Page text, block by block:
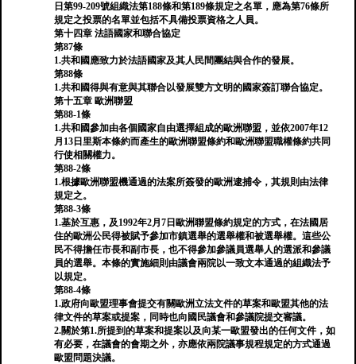
日第99-209號組織法第188條和第189條規定之名單，應為第76條所
規定之投票的名單並包括不具備投票資格之人員。
第十四章 法語國家和聯合協定
第87條
1.共和國應致力於法語國家及其人民間團結與合作的發展。
第88條
1.共和國得與有意與其聯合以發展雙方文明的國家簽訂聯合協定。
第十五章 歐洲聯盟
第88-1條
1.共和國參加由各個國家自由選擇組成的歐洲聯盟，並依2007年12
月13日里斯本條約而產生的歐洲聯盟條約和歐洲聯盟職權條約共同
行使相關權力。
第88-2條
1.根據歐洲聯盟機通過的法案所簽發的歐洲逮捕令，其規則由法律
規定之。
第88-3條
1.基於互惠，及1992年2月7日歐洲聯盟條約規定的方式，在法國居
住的歐洲公民得被賦予參加市鎮選舉的選舉權和被選舉權。這些公
民不得擔任市長和副市長，也不得參加參議員選舉人的選派和參議
員的選舉。本條的實施細則由議會兩院以一致文本通過的組織法予
以規定。
第88-4條
1.政府向歐盟理事會提交有關歐洲立法文件的草案和歐盟其他的法
律文件的草案或提案，同時也向國民議會和參議院提交審議。
2.關於第1.所提到的草案和提案以及向某一歐盟發出的任何文件，如
有必要，在議會的會期之外，亦應依兩院議事規程規定的方式通過
歐盟問題決議。